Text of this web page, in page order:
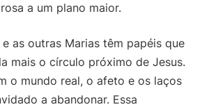
a um plano maior.
as outras Marias têm papéis que
mais o círculo próximo de Jesus.
o mundo real, o afeto e os laços
a abandonar. Essa